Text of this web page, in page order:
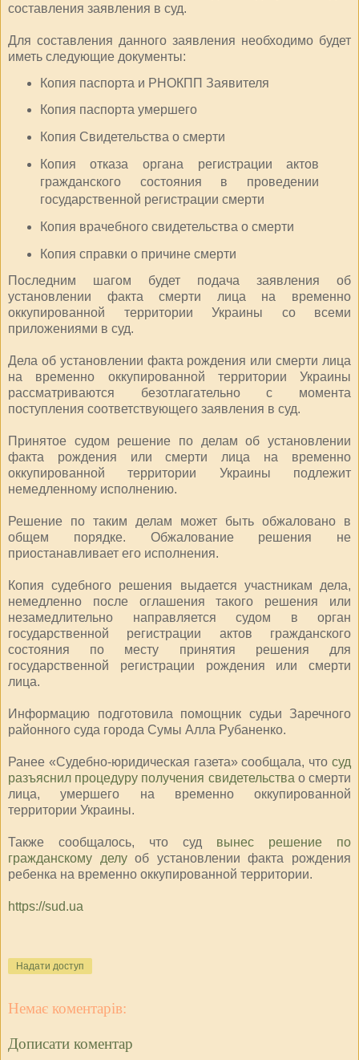
составления заявления в суд.
Для составления данного заявления необходимо будет
иметь следующие документы:
Копия паспорта и РНОКПП Заявителя
Копия паспорта умершего
Копия Свидетельства о смерти
Копия отказа органа регистрации актов
гражданского состояния в проведении
государственной регистрации смерти
Копия врачебного свидетельства о смерти
Копия справки о причине смерти
Последним шагом будет подача заявления об
установлении факта смерти лица на временно
оккупированной территории Украины со всеми
приложениями в суд.
Дела об установлении факта рождения или смерти лица
на временно оккупированной территории Украины
рассматриваются безотлагательно с момента
поступления соответствующего заявления в суд.
Принятое судом решение по делам об установлении
факта рождения или смерти лица на временно
оккупированной территории Украины подлежит
немедленному исполнению.
Решение по таким делам может быть обжаловано в
общем порядке. Обжалование решения не
приостанавливает его исполнения.
Копия судебного решения выдается участникам дела,
немедленно после оглашения такого решения или
незамедлительно направляется судом в орган
государственной регистрации актов гражданского
состояния по месту принятия решения для
государственной регистрации рождения или смерти
лица.
Информацию подготовила помощник судьи Заречного
районного суда города Сумы Алла Рубаненко.
Ранее «Судебно-юридическая газета» сообщала, что суд
разъяснил процедуру получения свидетельства о смерти
лица, умершего на временно оккупированной
территории Украины.
Также сообщалось, что суд вынес решение по
гражданскому делуоб установлении факта рождения
ребенка на временно оккупированной территории.
https://sud.ua
Надати доступ
Немає коментарів:
Дописати коментар